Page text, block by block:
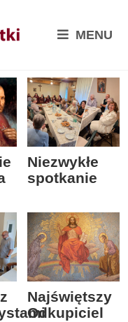
MENU
Niezwykłe
spotkanie
Najświętszy
Odkupiciel